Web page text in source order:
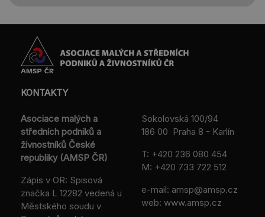
KONTAKTY
Asociace malých a
středních podniků a
živnostníků České
republiky (AMSP ČR)
Zápis v OR: Spisová
značka L 12282 vedená u
Městského soudu v
Sokolovská 100/94
186 00 Praha 8 - Karlín
T: +420 236 080 454
M: +420 733 722 512
e-mail: amsp@amsp.cz
web: www.amsp.cz